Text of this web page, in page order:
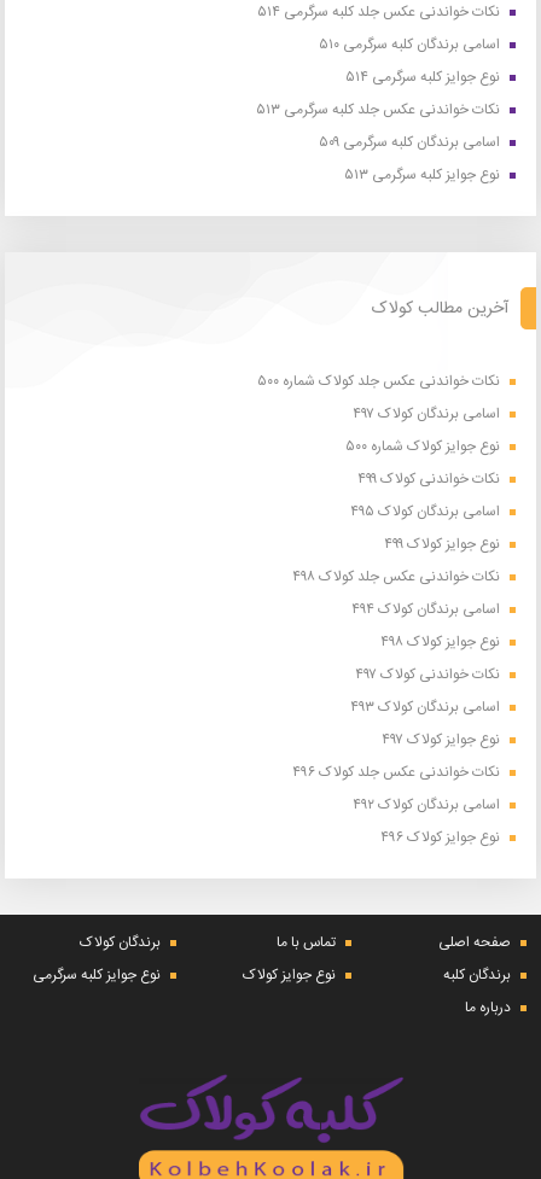
نکات خواندنی عکس جلد کلبه سرگرمی ۵۱۴
اسامی برندگان کلبه سرگرمی ۵۱۰
نوع جوایز کلبه سرگرمی ۵۱۴
نکات خواندنی عکس جلد کلبه سرگرمی ۵۱۳
اسامی برندگان کلبه سرگرمی ۵۰۹
نوع جوایز کلبه سرگرمی ۵۱۳
آخرین مطالب کولاک
نکات خواندنی عکس جلد کولاک شماره ۵۰۰
اسامی برندگان کولاک ۴۹۷
نوع جوایز کولاک شماره ۵۰۰
نکات خواندنی کولاک ۴۹۹
اسامی برندگان کولاک ۴۹۵
نوع جوایز کولاک ۴۹۹
نکات خواندنی عکس جلد کولاک ۴۹۸
اسامی برندگان کولاک ۴۹۴
نوع جوایز کولاک ۴۹۸
نکات خواندنی کولاک ۴۹۷
اسامی برندگان کولاک ۴۹۳
نوع جوایز کولاک ۴۹۷
نکات خواندنی عکس جلد کولاک ۴۹۶
اسامی برندگان کولاک ۴۹۲
نوع جوایز کولاک ۴۹۶
صفحه اصلی تماس با ما
برندگان کولاک
برندگان کلبه
نوع جوایز کولاک
نوع جوایز کلبه سرگرمی
درباره ما